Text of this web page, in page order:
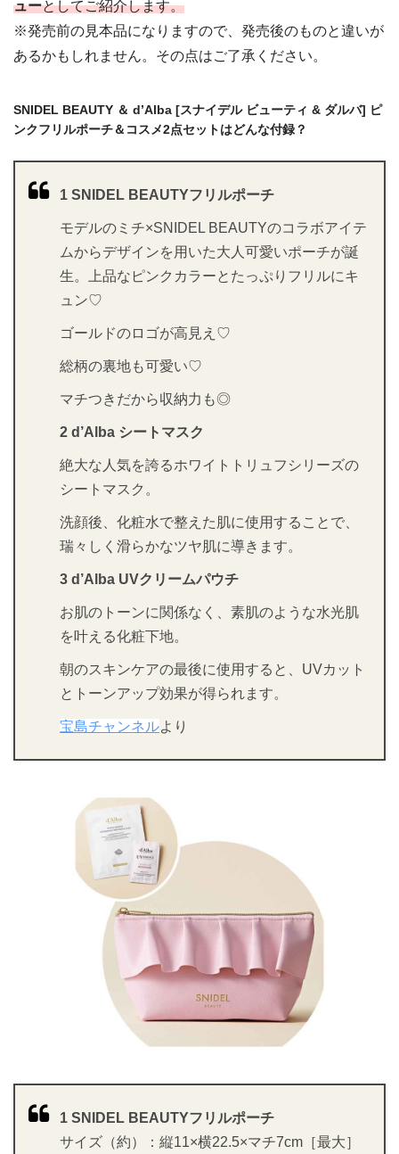
ューとしてご紹介します。
※発売前の見本品になりますので、発売後のものと違いが
あるかもしれません。その点はご了承ください。
SNIDEL BEAUTY ＆ d’Alba [スナイデル ビューティ & ダルバ] ピ
ンクフリルポーチ＆コスメ2点セットはどんな付録？
1 SNIDEL BEAUTYフリルポーチ
モデルのミチ×SNIDEL BEAUTYのコラボアイテ
ムからデザインを用いた大人可愛いポーチが誕
生。上品なピンクカラーとたっぷりフリルにキ
ュン♡
ゴールドのロゴが高見え♡
総柄の裏地も可愛い♡
マチつきだから収納力も◎
2 d’Alba シートマスク
絶大な人気を誇るホワイトトリュフシリーズの
シートマスク。
洗顔後、化粧水で整えた肌に使用することで、
瑞々しく滑らかなツヤ肌に導きます。
3 d’Alba UVクリームパウチ
お肌のトーンに関係なく、素肌のような水光肌
を叶える化粧下地。
朝のスキンケアの最後に使用すると、UVカット
とトーンアップ効果が得られます。
宝島チャンネルより
1 SNIDEL BEAUTYフリルポーチ
サイズ（約）：縦11×横22.5×マチ7cm［最大］